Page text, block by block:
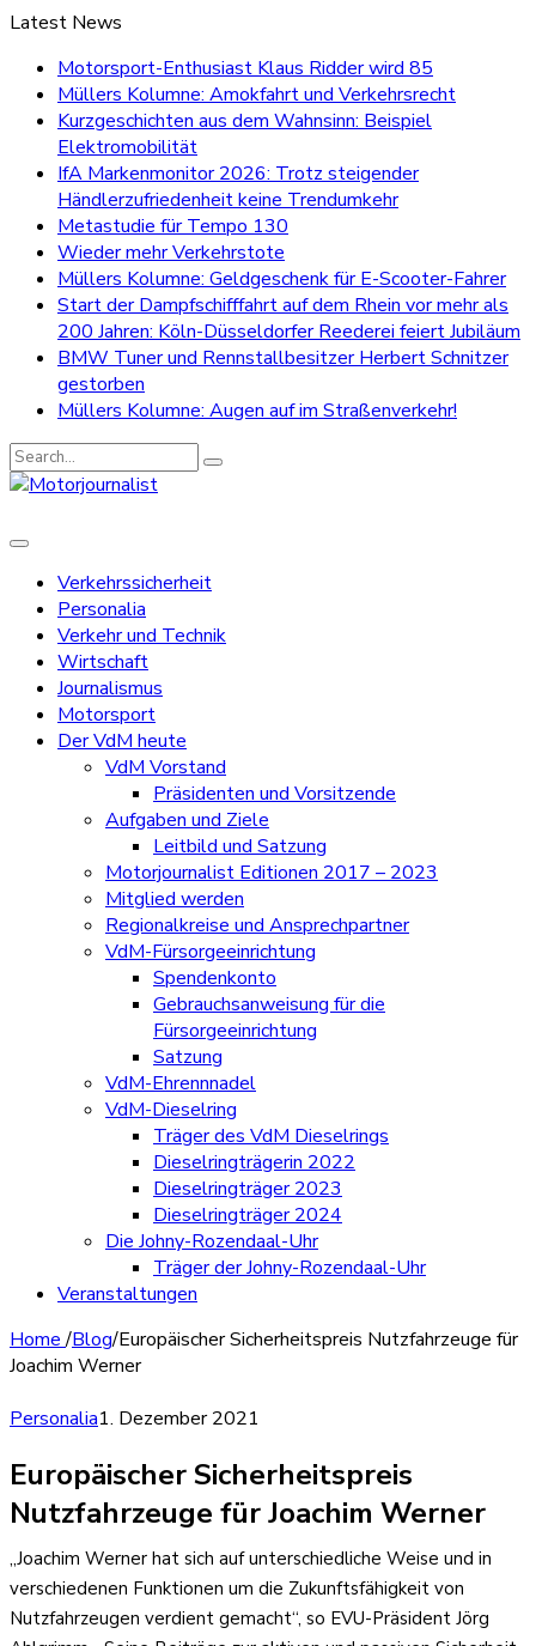
Latest News
Motorsport-Enthusiast Klaus Ridder wird 85
Müllers Kolumne: Amokfahrt und Verkehrsrecht
Kurzgeschichten aus dem Wahnsinn: Beispiel
Elektromobilität
IfA Markenmonitor 2026: Trotz steigender
Händlerzufriedenheit keine Trendumkehr
Metastudie für Tempo 130
Wieder mehr Verkehrstote
Müllers Kolumne: Geldgeschenk für E-Scooter-Fahrer
Start der Dampfschifffahrt auf dem Rhein vor mehr als
200 Jahren: Köln-Düsseldorfer Reederei feiert Jubiläum
BMW Tuner und Rennstallbesitzer Herbert Schnitzer
gestorben
Müllers Kolumne: Augen auf im Straßenverkehr!
Search
for:
Verkehrssicherheit
Personalia
Verkehr und Technik
Wirtschaft
Journalismus
Motorsport
Der VdM heute
VdM Vorstand
Präsidenten und Vorsitzende
Aufgaben und Ziele
Leitbild und Satzung
Motorjournalist Editionen 2017 – 2023
Mitglied werden
Regionalkreise und Ansprechpartner
VdM-Fürsorgeeinrichtung
Spendenkonto
Gebrauchsanweisung für die
Fürsorgeeinrichtung
Satzung
VdM-Ehrennnadel
VdM-Dieselring
Träger des VdM Dieselrings
Dieselringträgerin 2022
Dieselringträger 2023
Dieselringträger 2024
Die Johny-Rozendaal-Uhr
Träger der Johny-Rozendaal-Uhr
Veranstaltungen
Home/Blog/Europäischer Sicherheitspreis Nutzfahrzeuge für
Joachim Werner
Personalia1. Dezember 2021
Europäischer Sicherheitspreis
Nutzfahrzeuge für Joachim Werner
„Joachim Werner hat sich auf unterschiedliche Weise und in
verschiedenen Funktionen um die Zukunftsfähigkeit von
Nutzfahrzeugen verdient gemacht“, so EVU-Präsident Jörg